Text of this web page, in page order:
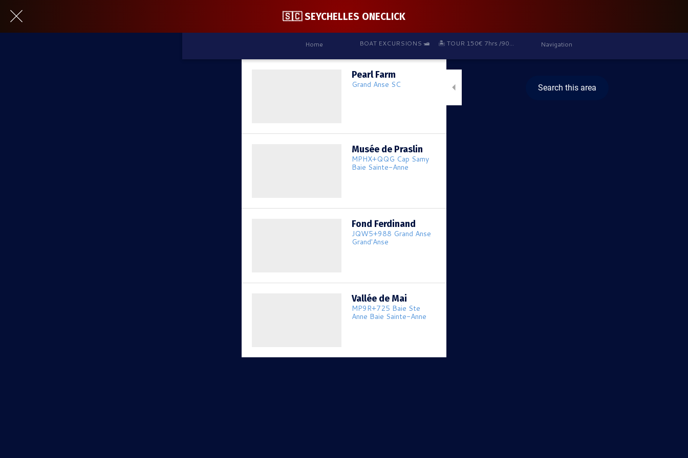
🇸🇨 SEYCHELLES ONECLICK
Home BOAT EXCURSIONS 🛥️
🏝️ TOUR 150€ 7hrs /90€
Navigation
Pearl Farm
Grand Anse SC
Musée de Praslin
MPHX+QQG Cap Samy
Baie Sainte-Anne
Fond Ferdinand
JQW5+988 Grand Anse
Grand'Anse
Vallée de Mai
MP9R+725 Baie Ste
Anne Baie Sainte-Anne
Search this area